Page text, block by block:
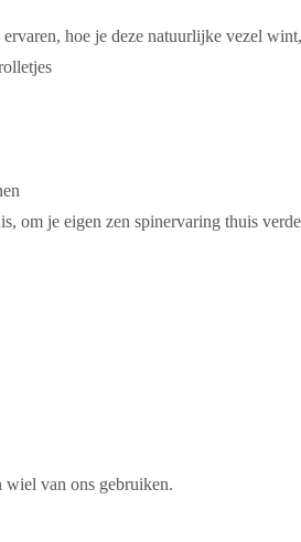
hoe je deze natuurlijke vezel
om je eigen zen spinervaring thuis
wiel van ons gebruiken.